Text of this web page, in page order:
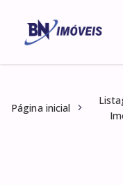
Página inicial